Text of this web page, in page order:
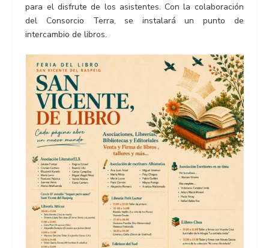
para el disfrute de los asistentes. Con la colaboración
del Consorcio Terra, se instalará un punto de
intercambio de libros.